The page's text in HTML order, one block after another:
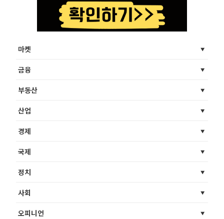
마켓
금융
부동산
산업
경제
국제
정치
사회
오피니언